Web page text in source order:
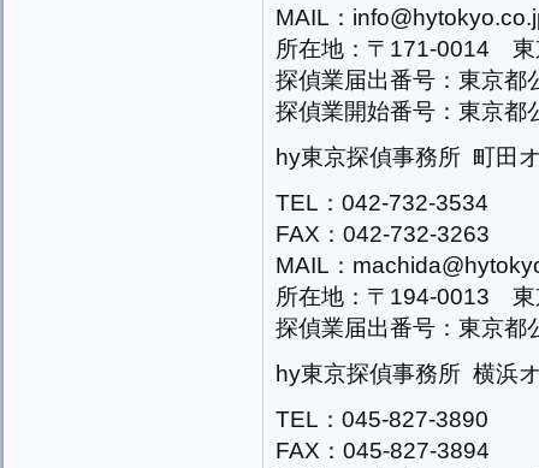
MAIL：
所在地：〒171-0014 東
探偵業届出番号：東京
探偵業開始番号：東京
hy東京探偵事務所 町田
TEL：042-732-3534
FAX：042-732-3263
MAIL：
所在地：〒194-0013 東
探偵業届出番号：東京
hy東京探偵事務所 横浜
TEL：045-827-3890
FAX：045-827-3894